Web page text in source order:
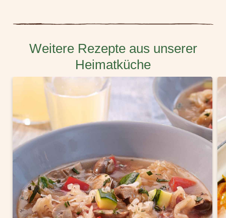
Weitere Rezepte aus unserer
Heimatküche